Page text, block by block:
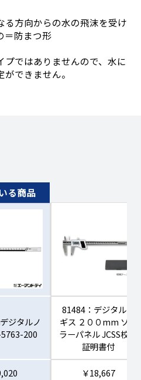
方向からの水の飛沫を受け
＝防まつ形
ではありませんので、水に
できません。
ジタルノ
200
81484：デジタルノ
ギス ２００mm ソー
ラーパネル JCSS校正
証明書付
￥18,667